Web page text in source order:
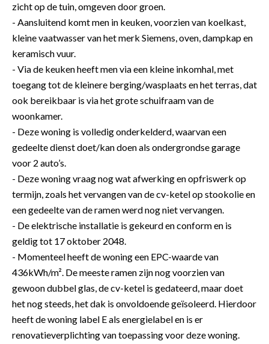
zicht op de tuin, omgeven door groen.
- Aansluitend komt men in keuken, voorzien van koelkast,
kleine vaatwasser van het merk Siemens, oven, dampkap en
keramisch vuur.
- Via de keuken heeft men via een kleine inkomhal, met
toegang tot de kleinere berging/wasplaats en het terras, dat
ook bereikbaar is via het grote schuifraam van de
woonkamer.
- Deze woning is volledig onderkelderd, waarvan een
gedeelte dienst doet/kan doen als ondergrondse garage
voor 2 auto’s.
- Deze woning vraag nog wat afwerking en opfriswerk op
termijn, zoals het vervangen van de cv-ketel op stookolie en
een gedeelte van de ramen werd nog niet vervangen.
- De elektrische installatie is gekeurd en conform en is
geldig tot 17 oktober 2048.
- Momenteel heeft de woning een EPC-waarde van
436kWh/m². De meeste ramen zijn nog voorzien van
gewoon dubbel glas, de cv-ketel is gedateerd, maar doet
het nog steeds, het dak is onvoldoende geïsoleerd. Hierdoor
heeft de woning label E als energielabel en is er
renovatieverplichting van toepassing voor deze woning.